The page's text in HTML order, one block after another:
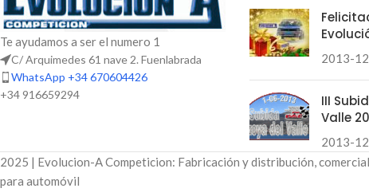
Te ayudamos a ser el numero 1
C/ Arquimedes 61 nave 2. Fuenlabrada
WhatsApp +34 670604426
+34 916659294
2013-
III
Valle
2013-
2025 | Evolucion-A Competicion: Fabricación y distribución,
para automóvil